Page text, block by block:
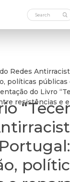
Redes
políticas públicas
do Livro
resistências e